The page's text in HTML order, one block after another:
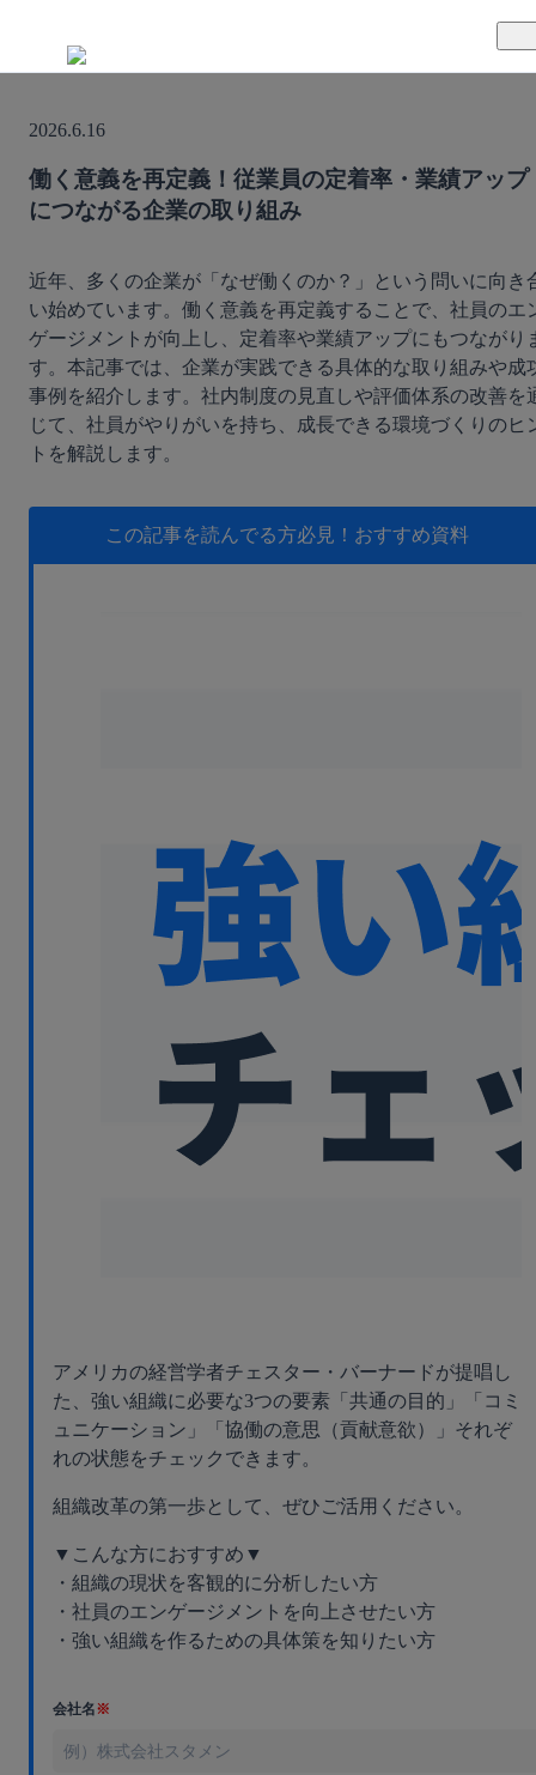
TUNAGの特徴
サポート体制
セキュリティ体制
料金案内
導入事例
活用方法
運営会社
セミナー
お役立ち資料
資料ダウンロード
無料デモを見る
2026.6.16
働く意義を再定義！従業員の定着率・業績アップ
につながる企業の取り組み
近年、多くの企業が「なぜ働くのか？」という問いに向き
い始めています。働く意義を再定義することで、社員のエ
ゲージメントが向上し、定着率や業績アップにもつながり
す。本記事では、企業が実践できる具体的な取り組みや成
事例を紹介します。社内制度の見直しや評価体系の改善を
じて、社員がやりがいを持ち、成長できる環境づくりのヒ
トを解説します。
この記事を読んでる方必見！ おすすめ資料
アメリカの経営学者チェスター・バーナードが提唱し
た、強い組織に必要な3つの要素「共通の目的」「コミ
ュニケーション」「協働の意思（貢献意欲）」それぞ
れの状態をチェックできます。
組織改革の第一歩として、ぜひご活用ください。
▼こんな方におすすめ▼
・組織の現状を客観的に分析したい方
・社員のエンゲージメントを向上させたい方
・強い組織を作るための具体策を知りたい方
会社名※